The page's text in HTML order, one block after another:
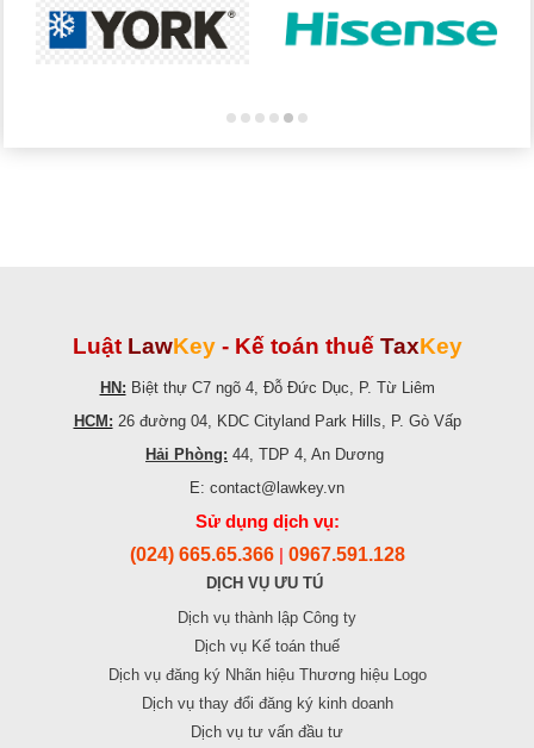
Luật LawKey - Kế toán thuế TaxKey
HN: Biệt thự C7 ngõ 4, Đỗ Đức Dục, P. Từ Liêm
HCM: 26 đường 04, KDC Cityland Park Hills, P. Gò Vấp
Hải Phòng: 44, TDP 4, An Dương
E: contact@lawkey.vn
Sử dụng dịch vụ:
(024) 665.65.366 0967.591.128
DỊCH VỤ ƯU TÚ
Dịch vụ thành lập Công ty
Dịch vụ Kế toán thuế
Dịch vụ đăng ký Nhãn hiệu Thương hiệu Logo
Dịch vụ thay đổi đăng ký kinh doanh
Dịch vụ tư vấn đầu tư